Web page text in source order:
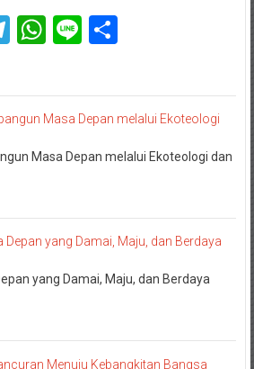
Telegram
WhatsApp
LineShare
Masa Depan melalui Ekoteologi dan
yang Damai, Maju, dan Berdaya